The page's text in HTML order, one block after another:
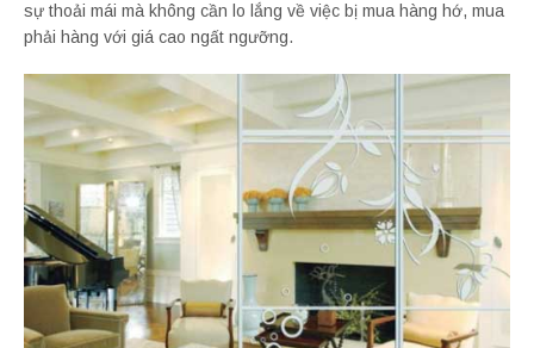
sự thoải mái mà không cần lo lắng về việc bị mua hàng hớ, mua
phải hàng với giá cao ngất ngưỡng.